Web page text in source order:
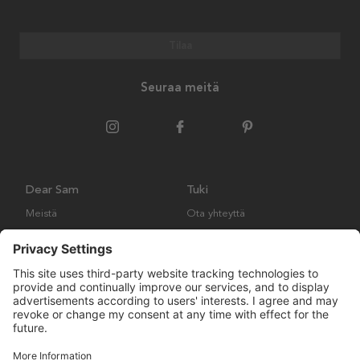
Seuraa meitä
Dear Sam
Meistä
Tuki
Ota yhteyttä
Palautukset ja vaatimukset